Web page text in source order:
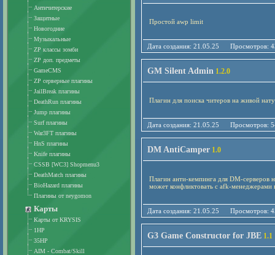
Простой awp limit
Дата создания: 21.05.25
GM Silent Admin 1.2.0
Плагин для поиска читеров на живой
Дата создания: 21.05.25
DM AntiCamper 1.0
Плагин анти-кемпинга для DM-серверов
может конфликтовать с afk-менеджерами
Дата создания: 21.05.25
G3 Game Constructor for JBE 1.1
Античитерские
Защитные
Новогодние
Музыкальные
ZP классы зомби
ZP доп. предметы
GameCMS
ZP серверные плагины
JailBreak плагины
DeathRun плагины
Jump плагины
Surf плагины
War3FT плагины
HnS плагины
Knife плагины
CSSB [WC3] Shopmenu3
DeathMatch плагины
BioHazard плагины
Плагины от neygomon
Карты
Карты от KRYSIS
1HP
35HP
AIM - Combat/Skill